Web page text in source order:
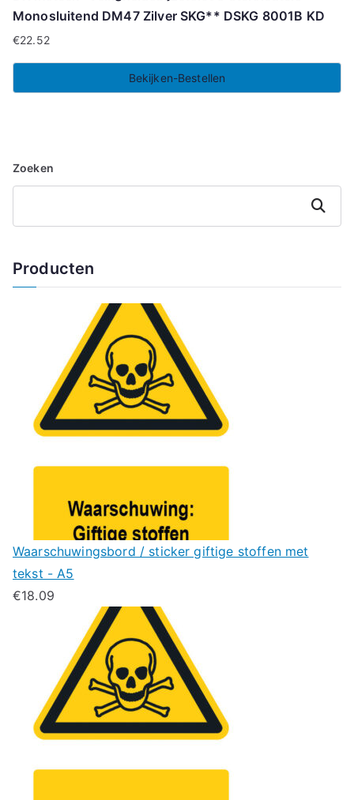
Monosluitend DM47 Zilver SKG** DSKG 8001B KD
€22.52
Bekijken-Bestellen
Zoeken
Zoeken
Producten
Waarschuwingsbord / sticker giftige stoffen met
tekst - A5
€18.09